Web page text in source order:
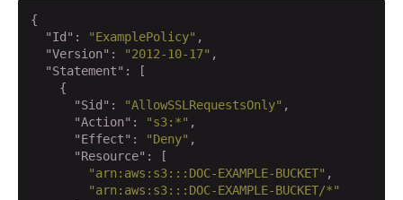
{
"Id" : "ExamplePolicy" ,
"Version" : "2012-10-17" ,
"Statement" : [
    {
"Sid" : "AllowSSLRequestsOnly" ,
"Action" : "s3:*" ,
"Effect" : "Deny" ,
"Resource" : [
"arn:aws:s3:::DOC-EXAMPLE-BUCKET" ,
"arn:aws:s3:::DOC-EXAMPLE-BUCKET/*"